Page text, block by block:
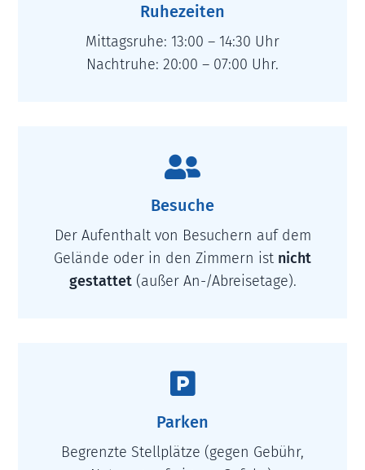
Ruhezeiten
Mittagsruhe: 13:00 – 14:30 Uhr
Nachtruhe: 20:00 – 07:00 Uhr.

Besuche
Der Aufenthalt von Besuchern auf dem
Gelände oder in den Zimmern ist nicht
gestattet(außer An-/Abreisetage).

Parken
Begrenzte Stellplätze (gegen Gebühr,